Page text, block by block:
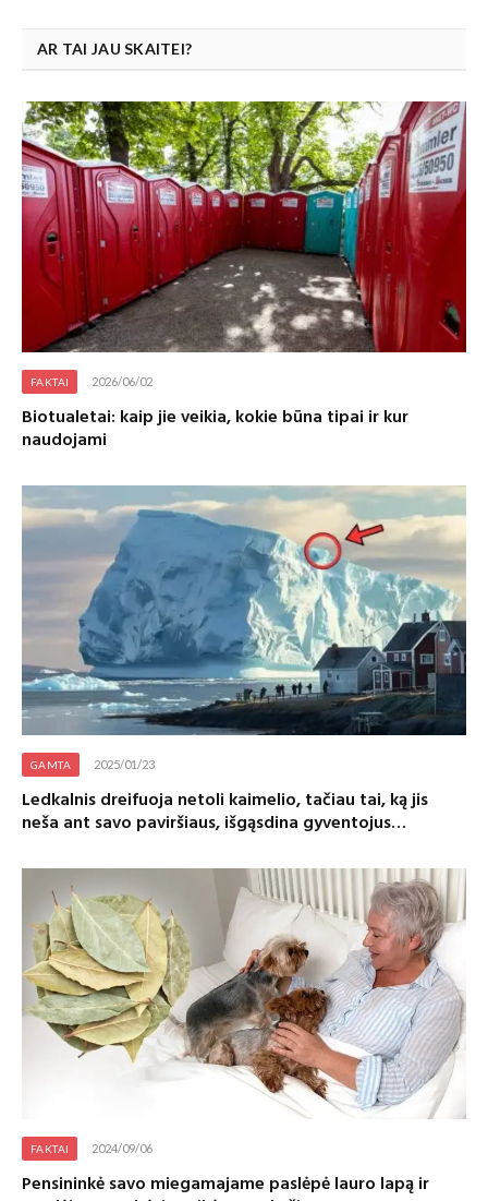
AR TAI JAU SKAITEI?
FAKTAI 2026/06/02
Biotualetai: kaip jie veikia, kokie būna tipai ir kur
naudojami
GAMTA 2025/01/23
Ledkalnis dreifuoja netoli kaimelio, tačiau tai, ką jis
neša ant savo paviršiaus, išgąsdina gyventojus…
FAKTAI 2024/09/06
Pensininkė savo miegamajame paslėpė lauro lapą ir